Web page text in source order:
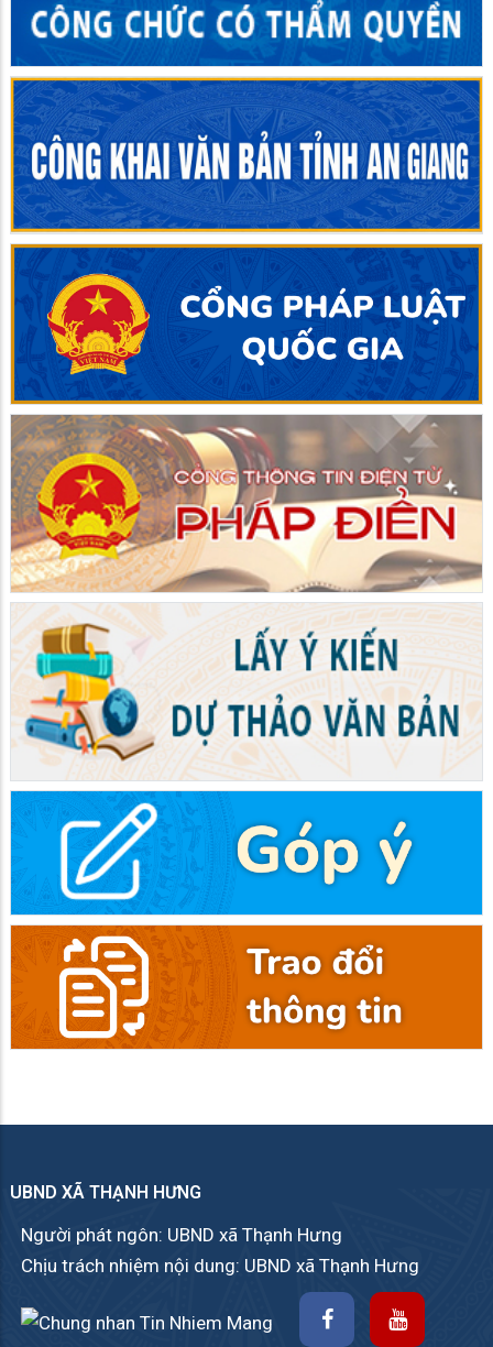
UBND XÃ THẠNH HƯNG
Người phát ngôn: UBND xã Thạnh Hưng
Chịu trách nhiệm nội dung: UBND xã Thạnh Hưng